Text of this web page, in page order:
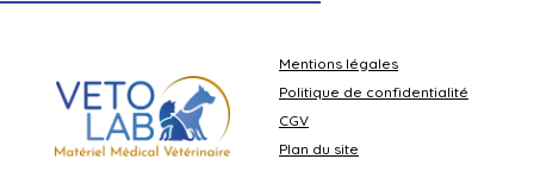
Mentions légales
Politique de confidentialité
CGV
Plan du site